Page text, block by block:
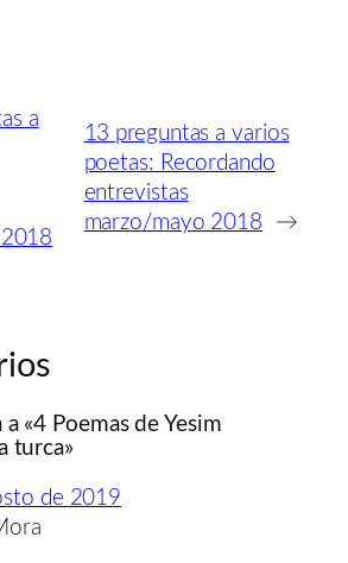
a
13 preguntas a varios
poetas: Recordando
entrevistas
marzo/mayo 2018
→
«4 Poemas de Yesim
turca»
de 2019